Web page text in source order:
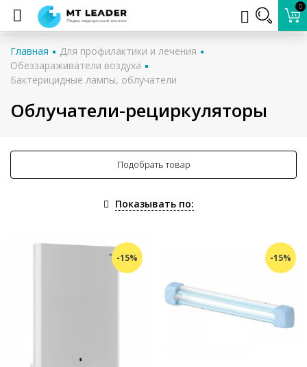
0
Главная
Для профилактики и лечения
Обеззараживатели воздуха
Бактерицидные лампы, облучатели
Облучатели-рециркуляторы
Подобрать товар
Показывать по:
-15% -15%